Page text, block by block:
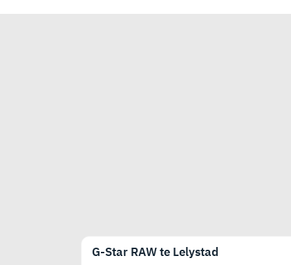
G-Star RAW te Lelystad